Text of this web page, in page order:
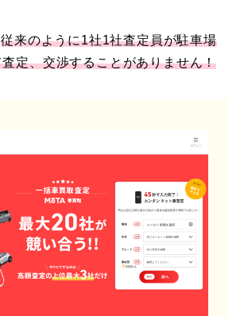
従来のように1社1社査定員が駐車場
定、交渉することがありません！